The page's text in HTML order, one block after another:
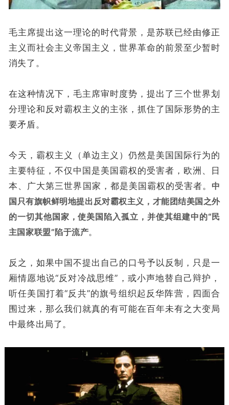
毛主席提出这一理论的时代背景，是苏联已经由修正
主义而社会主义帝国主义，世界革命的前景至少暂时
消失了。
在这种情况下，毛主席审时度势，提出了三个世界划
分理论和反对霸权主义的主张，抓住了国际形势的主
要矛盾。
今天，霸权主义（单边主义）仍然是美国国际行为的
主要特征，不仅中国是美国霸权的受害者，欧洲、日
本、广大第三世界国家，都是美国霸权的受害者。 中
国只有旗帜鲜明地提出反对霸权主义，才能团结美国之外
的一切其他国家，使美国陷入孤立，并使其组建中的“民
主国家联盟”陷于流产。
反之，如果中国不提出自己的口号予以反制，只是一
厢情愿地说“反对冷战思维”，或小声地替自己辩护，
听任美国打着“反共”的旗号组织起反华阵营，四面合
围过来，那么我们就真的有可能在百年未有之大变局
中最终出局了。